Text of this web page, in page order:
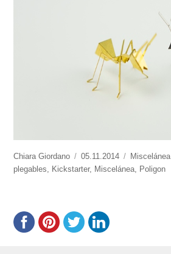
https://www.experimenta.es/author/chiara-
giordano/
Chiara Giordano
Publicado
el
05.11.2014 Categorías
Miscelánea
plegables
Kickstarter, Miscelánea Poligon